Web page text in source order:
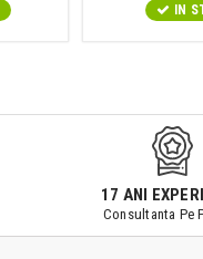
IN
17 ANI
Consultanta Pe